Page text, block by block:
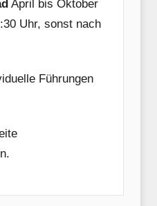
April bis Oktober
Uhr, sonst nach
Führungen